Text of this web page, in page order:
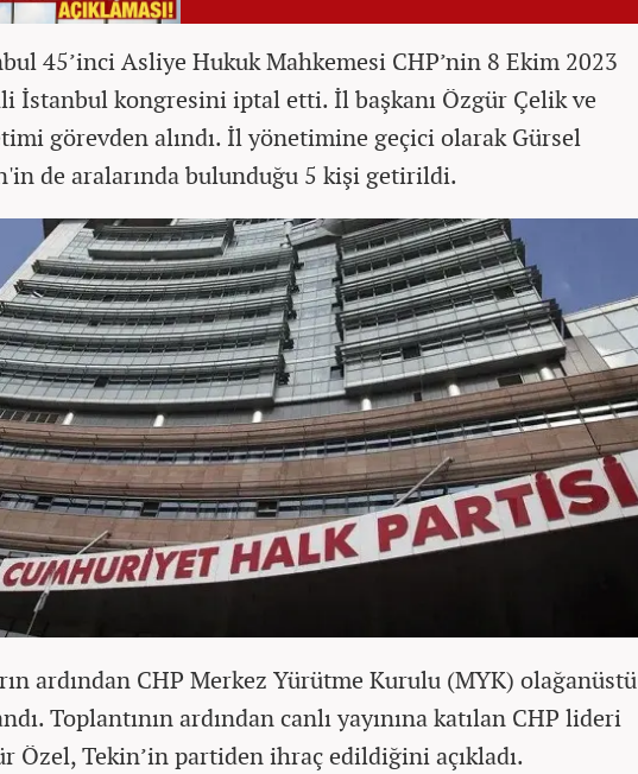
45’inci Asliye Hukuk Mahkemesi CHP’nin 8 Ekim 2023
İstanbul kongresini iptal etti. İl başkanı Özgür Çelik ve
görevden alındı. İl yönetimine geçici olarak Gürsel
de aralarında bulunduğu 5 kişi getirildi.
ardından CHP Merkez Yürütme Kurulu (MYK) olağanüstü
Toplantının ardından canlı yayınına katılan CHP lideri
Özel, Tekin’in partiden ihraç edildiğini açıkladı.